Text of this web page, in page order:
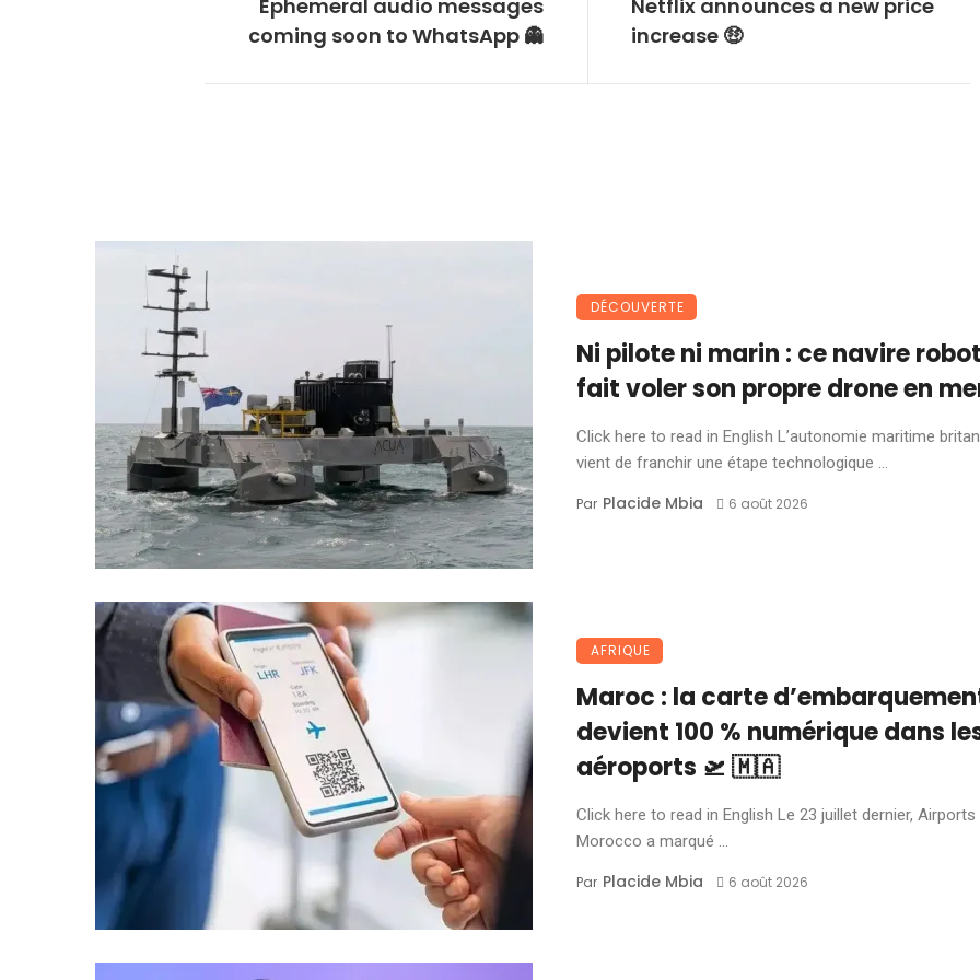
Ephemeral audio messages
coming soon to WhatsApp 👻
Netflix announces a new price
increase 🤑
DÉCOUVERTE
Ni pilote ni marin : ce navire robot
fait voler son propre drone en
Click here to read in English L’autonomie maritime
vient de franchir une étape technologique ...
Par Placide Mbia 6 août 2026
AFRIQUE
Maroc : la carte
devient 100 % numérique dans
aéroports 🛫 🇲🇦
Click here to read in English Le 23 juillet dernier,
Morocco a marqué ...
Par Placide Mbia 6 août 2026